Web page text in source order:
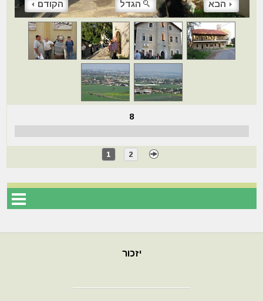
הקודם הגדל הבא
8
1 2
יזכור